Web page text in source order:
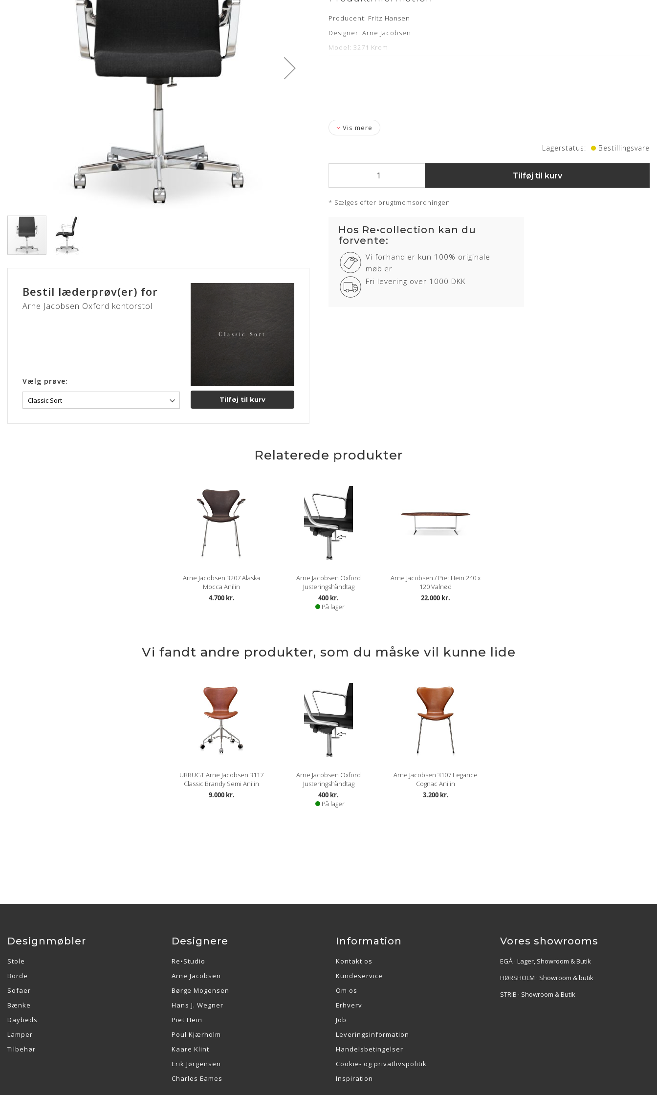
til
Producent: Fritz Hansen
Designer: Arne Jacobsen
Model: 3271 Krom
Vis mere
Lagerstatus: Bestillingsvare
Tilføj til kurv
* Sælges efter brugtmomsordningen
Hos Re•collection kan du
forvente:
Vi forhandler kun 100% originale
møbler
Fri levering over 1000 DKK
Bestil læderprøv(er) for
Arne Jacobsen Oxford kontorstol
Vælg prøve:
Tilføj til kurv
Relaterede produkter
Arne Jacobsen 3207 Alaska
Mocca Anilin
4.700 kr.
Arne Jacobsen Oxford
Justeringshåndtag
400 kr.
På lager
Arne Jacobsen / Piet Hein 240 x
120 Valnød
22.000 kr.
Vi fandt andre produkter, som du måske vil kunne lide
UBRUGT Arne Jacobsen 3117
Classic Brandy Semi Anilin
9.000 kr.
Arne Jacobsen Oxford
Justeringshåndtag
400 kr.
På lager
Arne Jacobsen 3107 Legance
Cognac Anilin
3.200 kr.
Designmøbler
Stole
Borde
Sofaer
Bænke
Daybeds
Lamper
Tilbehør
Designere
Re•Studio
Arne Jacobsen
Børge Mogensen
Hans J. Wegner
Piet Hein
Poul Kjærholm
Kaare Klint
Erik Jørgensen
Charles Eames
Information
Kontakt os
Kundeservice
Om os
Erhverv
Job
Leveringsinformation
Handelsbetingelser
Cookie- og privatlivspolitik
Inspiration
Vores showrooms
EGÅ · Lager, Showroom & Butik
HØRSHOLM · Showroom & butik
STRIB · Showroom & Butik